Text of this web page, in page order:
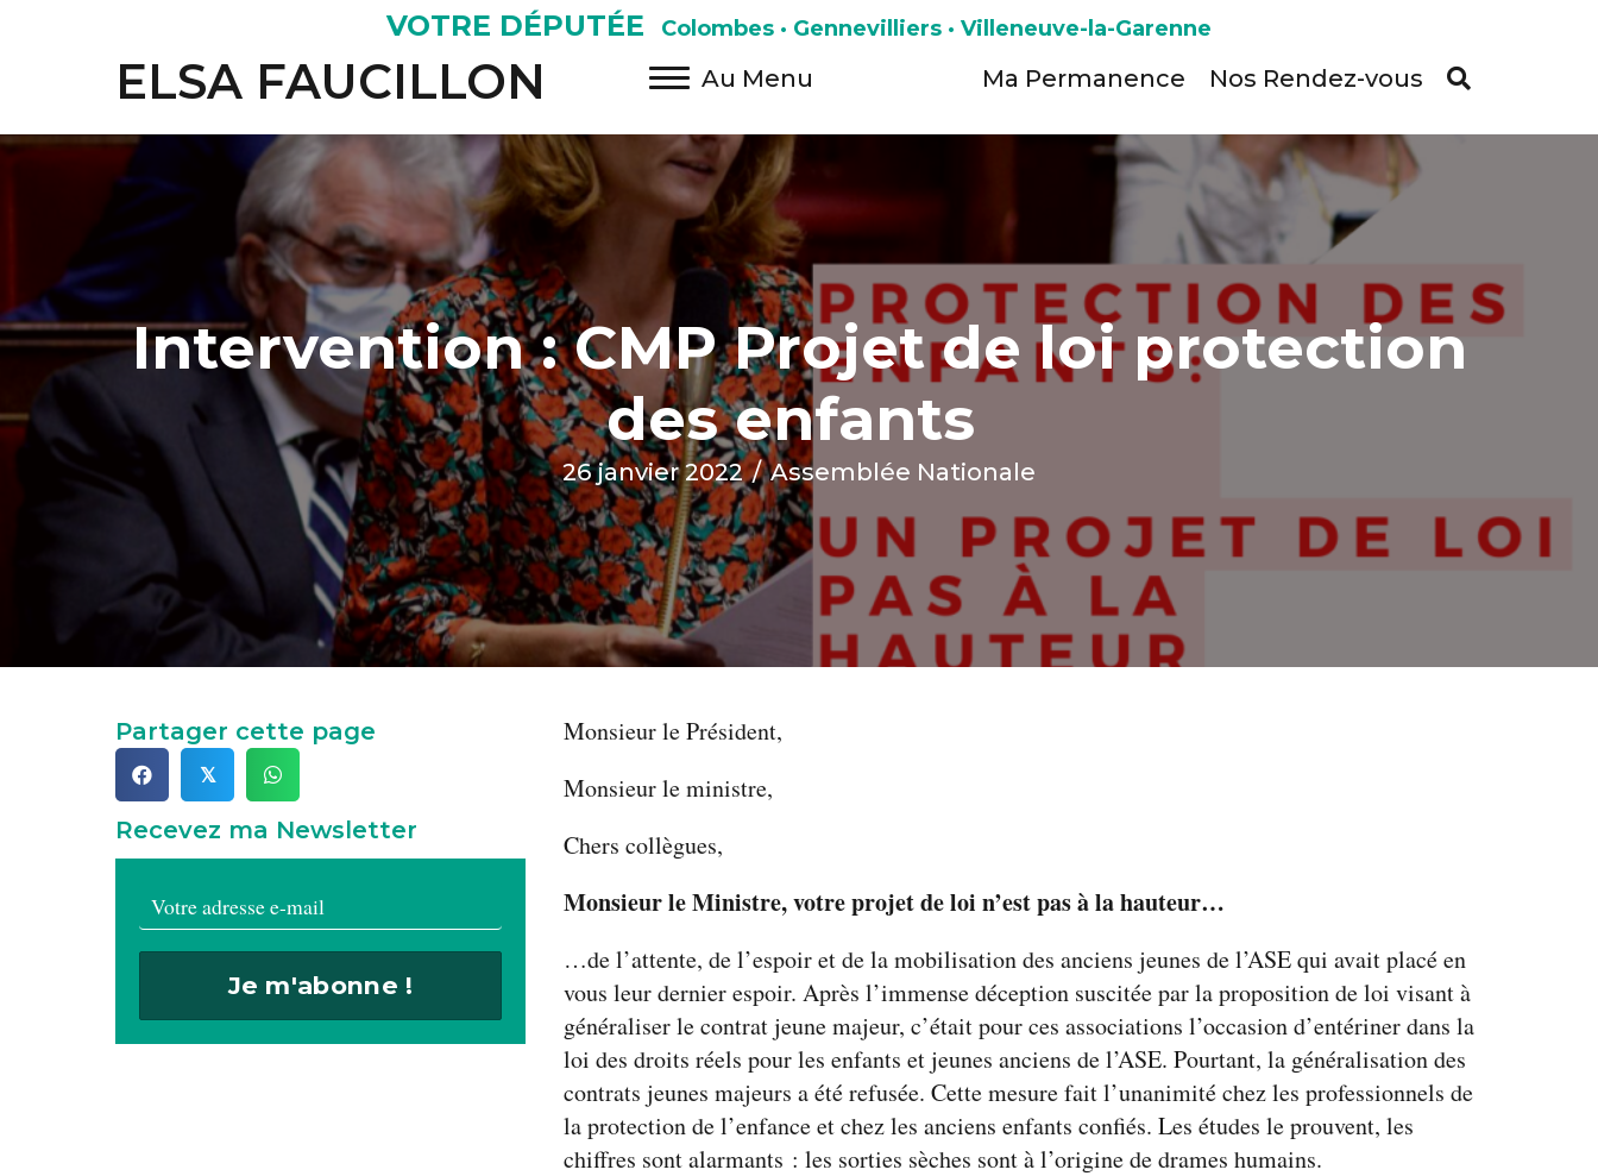
VOTRE DÉPUTÉE Colombes · Gennevilliers · Villeneuve-la-Garenne
ELSA FAUCILLON Au Menu Ma Permanence Nos Rendez-vous
Intervention : CMP Projet de loi protection
des enfants
26 janvier 2022/Assemblée Nationale
Partager cette page
𝕏
Recevez ma Newsletter
Je m'abonne !
Monsieur le Président,
Monsieur le ministre,
Chers collègues,
Monsieur le Ministre, votre projet de loi n’est pas à la hauteur…
…de l’attente, de l’espoir et de la mobilisation des anciens jeunes de l’ASE qui avait placé en
vous leur dernier espoir. Après l’immense déception suscitée par la proposition de loi visant à
généraliser le contrat jeune majeur, c’était pour ces associations l’occasion d’entériner dans la
loi des droits réels pour les enfants et jeunes anciens de l’ASE. Pourtant, la généralisation des
contrats jeunes majeurs a été refusée. Cette mesure fait l’unanimité chez les professionnels de
la protection de l’enfance et chez les anciens enfants confiés. Les études le prouvent, les
chiffres sont alarmants : les sorties sèches sont à l’origine de drames humains.